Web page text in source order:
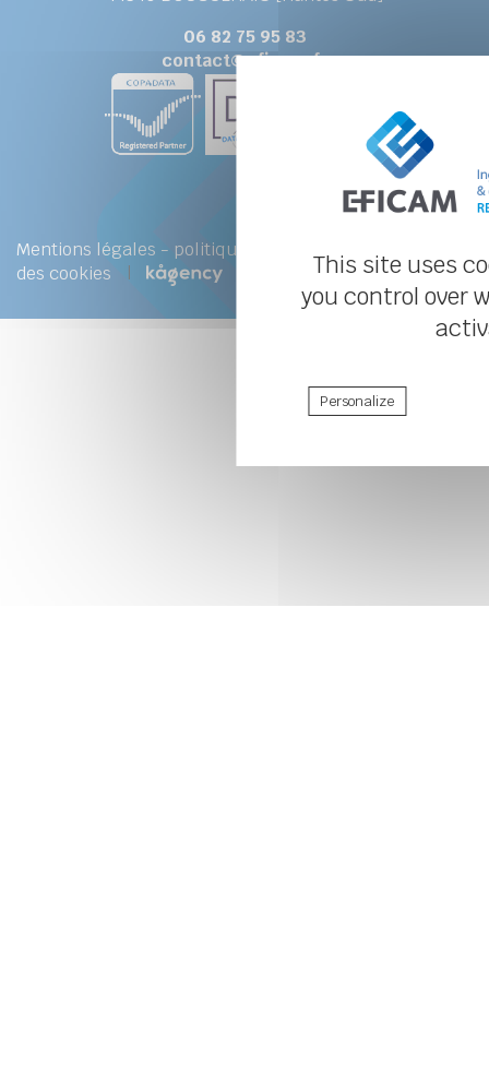
06 82 75 95 83
contact@eficam.fr
Mentions légales - politique de confidentialité
des cookies
This site uses
you control over
Personalize